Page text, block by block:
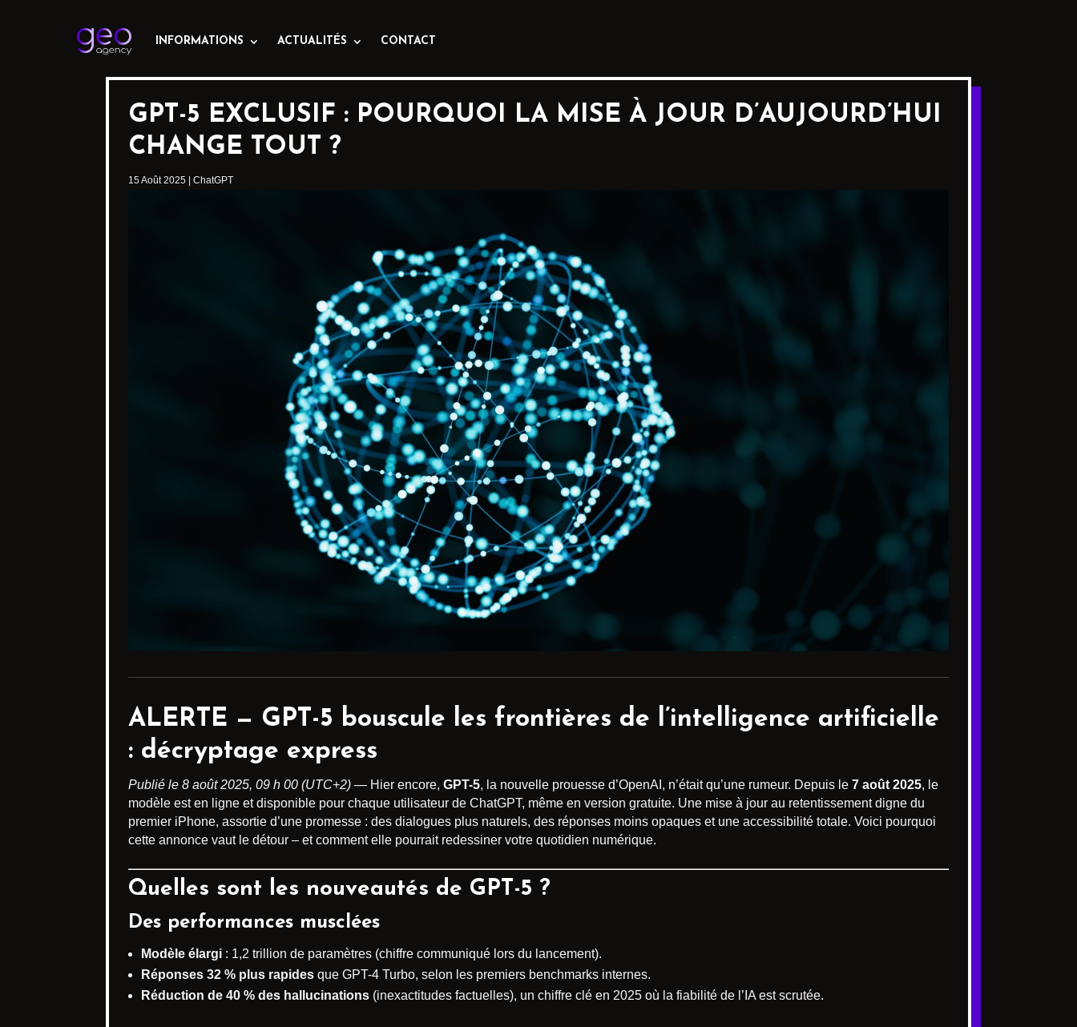
INFORMATIONS ACTUALITÉS CONTACT
GPT-5 EXCLUSIF : POURQUOI LA MISE À JOUR D’AUJOURD’HUI
CHANGE TOUT ?
15 Août 2025 ChatGPT
ALERTE — GPT-5 bouscule les frontières de l’intelligence artificielle
: décryptage express
Publié le 8 août 2025, 09 h 00 (UTC+2) — Hier encore, GPT-5, la nouvelle prouesse d’OpenAI, n’était qu’une rumeur. Depuis le 7 août 2025, le
modèle est en ligne et disponible pour chaque utilisateur de ChatGPT, même en version gratuite. Une mise à jour au retentissement digne du
premier iPhone, assortie d’une promesse : des dialogues plus naturels, des réponses moins opaques et une accessibilité totale. Voici pourquoi
cette annonce vaut le détour – et comment elle pourrait redessiner votre quotidien numérique.
Quelles sont les nouveautés de GPT-5 ?
Des performances musclées
Modèle élargi : 1,2 trillion de paramètres (chiffre communiqué lors du lancement).
Réponses 32 % plus rapides que GPT-4 Turbo, selon les premiers benchmarks internes.
Réduction de 40 % des hallucinations (inexactitudes factuelles), un chiffre clé en 2025 où la fiabilité de l’IA est scrutée.